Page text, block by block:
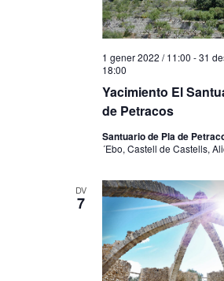
Yacimiento El
de Petracos
1 gener 2022 / 11:00 -31
18:00
Santuario de Pla de
´Ebo, Castell de Castells,
DV
7